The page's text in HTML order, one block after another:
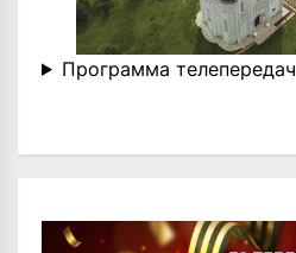
Программа телепередач